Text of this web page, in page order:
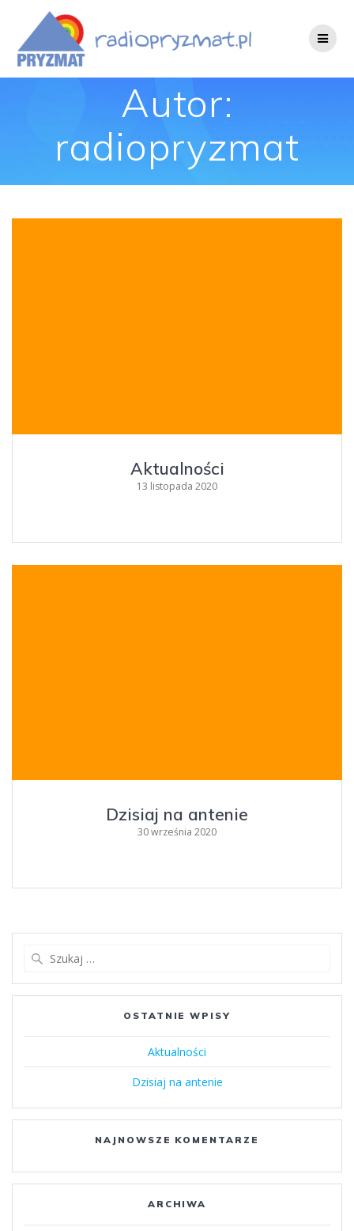
content
Autor:
radiopryzmat
Aktualności
13 listopada 2020
Dzisiaj na antenie
30 września 2020
OSTATNIE WPISY
Aktualności
Dzisiaj na antenie
NAJNOWSZE KOMENTARZE
ARCHIWA